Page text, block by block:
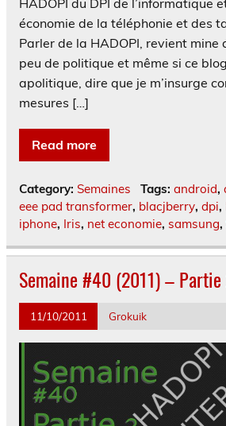
économie de la téléphonie et des
Parler de la HADOPI, revient mine
peu de politique et même si ce
apolitique, dire que je m’insurge
mesures […]
Read more
Category: Semaines Tags: android,
eee pad transformer, blacjberry, dpi,
iphone, Iris, net economie, samsung,
Semaine #40 (2011) –
11/10/2011 Grokuik